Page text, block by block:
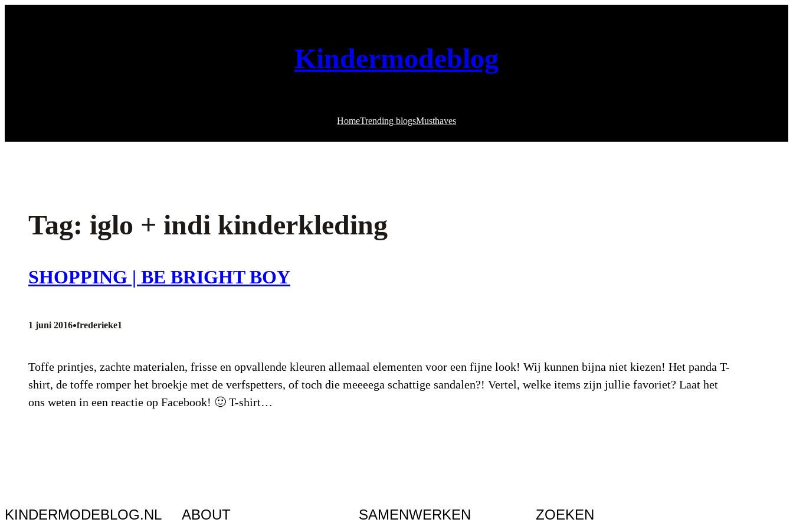
Kindermodeblog
HomeTrending blogsMusthaves
Tag: iglo + indi kinderkleding
SHOPPING | BE BRIGHT BOY
1 juni 2016•frederieke1
Toffe printjes, zachte materialen, frisse en opvallende kleuren allemaal elementen voor een fijne look! Wij kunnen bijna niet kiezen! Het panda T-
shirt, de toffe romper het broekje met de verfspetters, of toch die meeeega schattige sandalen?! Vertel, welke items zijn jullie favoriet? Laat het
ons weten in een reactie op Facebook! 🙂 T-shirt…
KINDERMODEBLOG.NL ABOUT SAMENWERKEN ZOEKEN